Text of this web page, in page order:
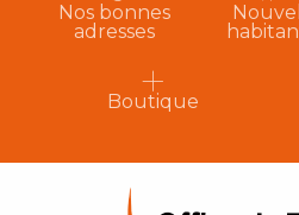
Nos bonnes
adresses
Nouvel
Boutique